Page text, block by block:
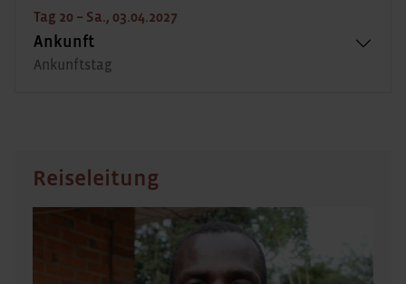
Tag 20 – Sa., 03.04.2027
Ankunft
Ankunftstag
Reiseleitung